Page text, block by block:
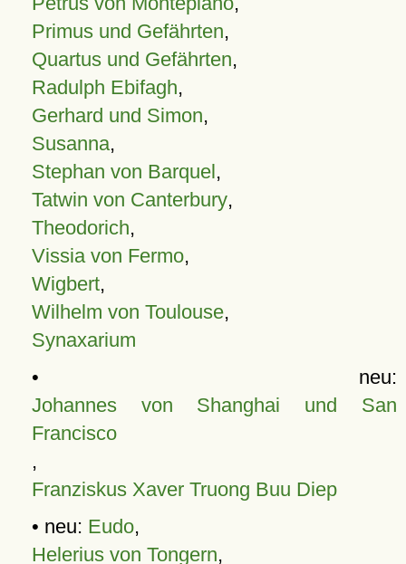
Primus und Gefährten,
Quartus und Gefährten,
Radulph Ebifagh,
Gerhard und Simon,
Susanna,
Stephan von Barquel,
Tatwin von Canterbury,
Theodorich,
Vissia von Fermo,
Wigbert,
Wilhelm von Toulouse,
Synaxarium
• neu:
Johannes von Shanghai und San
Francisco
,
Franziskus Xaver Truong Buu Diep
• neu: Eudo,
Helerius von Tongern,